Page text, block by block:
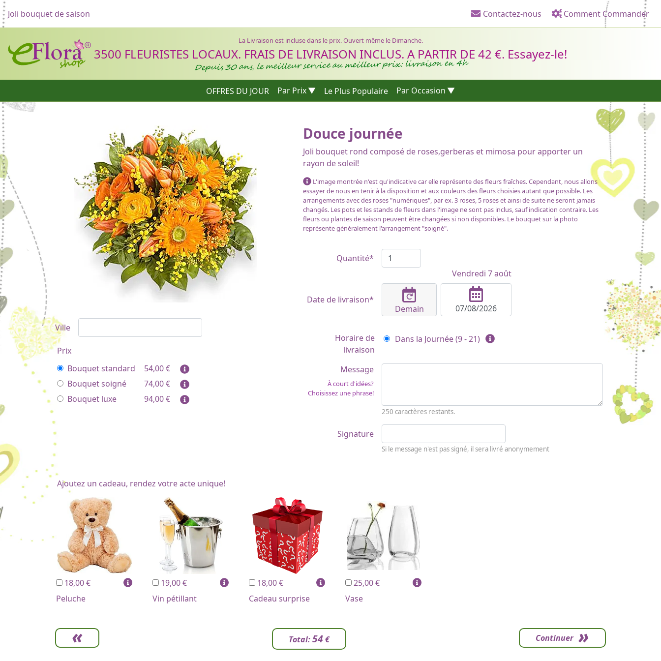
Joli bouquet de saison Liens d'en-tête
Contactez-nous Comment Commander
Header
La Livraison est incluse dans le prix. Ouvert même le Dimanche.
3500 FLEURISTES LOCAUX. FRAIS DE LIVRAISON INCLUS. A PARTIR DE 42 €. Essayez-le!
Depuis 30 ans, le meilleur service au meilleur prix: livraison en 4h
OFFRES DU JOUR Par Prix Le Plus Populaire Par Occasion
Formulaire de commande
Ville
Prix
Bouquet standard
54,00€
Bouquet soigné
74,00€
Bouquet luxe
94,00€
Douce journée
Joli bouquet rond composé de roses,gerberas et mimosa pour apporter un
rayon de soleil!
L'image montrée n'est qu'indicative car elle représente des fleurs fraîches. Cependant, nous allons
essayer de nous en tenir à la disposition et aux couleurs des fleurs choisies autant que possible. Les
arrangements avec des roses "numériques", par ex. 3 roses, 5 roses et ainsi de suite ne seront jamais
changés. Les pots et les stands de fleurs dans l'image ne sont pas inclus, sauf indication contraire. Les
fleurs ou plantes de saison peuvent être changées si non disponibles. Le bouquet sur la photo
représente généralement l'arrangement "soigné".
Quantité*
Vendredi 7 août
Date de livraison*
Demain
Horaire de
livraison
Dans la Journée (9 - 21)
Message
À court d'idées?
Choisissez une phrase!
250 caractères restants.
Signature
Si le message n'est pas signé, il sera livré anonymement
Ajoutez un cadeau, rendez votre acte unique!
18,00 €
Peluche
19,00 €
Vin pétillant
18,00 €
Cadeau surprise
25,00 €
Vase
Total:54€ Continuer